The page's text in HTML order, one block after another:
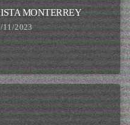
MONTERREY
11/2023